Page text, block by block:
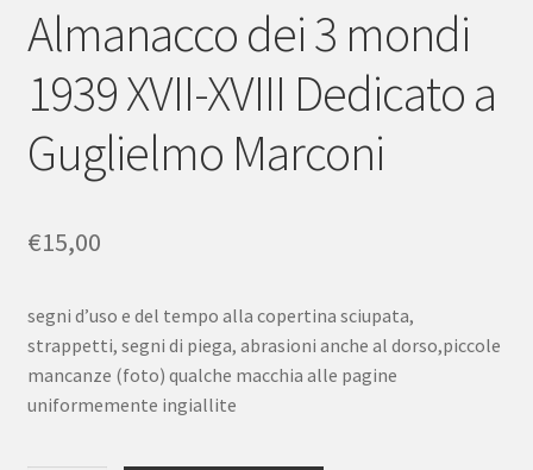
Almanacco dei 3 mondi
1939 XVII-XVIII Dedicato a
Guglielmo Marconi
€15,00
segni d’uso e del tempo alla copertina sciupata,
strappetti, segni di piega, abrasioni anche al dorso,piccole
mancanze (foto) qualche macchia alle pagine
uniformemente ingiallite